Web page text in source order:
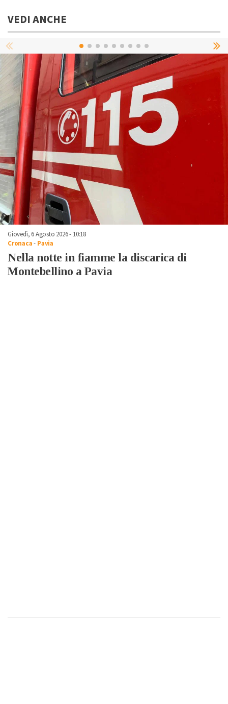
VEDI ANCHE
Giovedì, 6 Agosto 2026 - 10:18
Cronaca- Pavia
Nella notte in fiamme la discarica di
Montebellino a Pavia